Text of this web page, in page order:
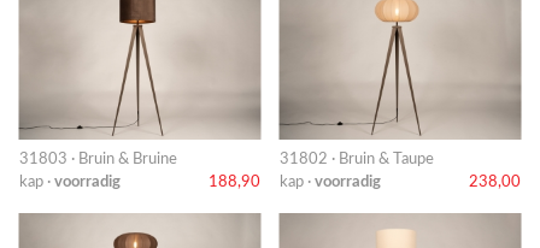
31803 · Bruin & Bruine
kap · voorradig 188,90
31802 · Bruin & Taupe
kap · voorradig 238,00